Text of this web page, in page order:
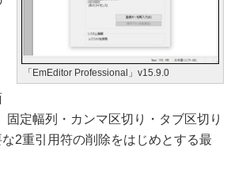
「EmEditor Professional」v15.9.0
定幅列・カンマ区切り・タブ区切り
2重引用符の削除をはじめとする最